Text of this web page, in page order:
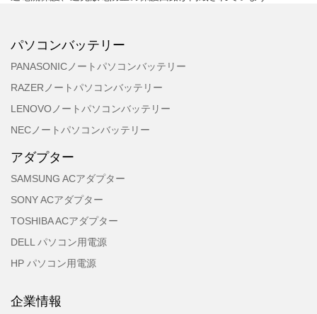
パソコンバッテリー
PANASONICノートパソコンバッテリー
RAZERノートパソコンバッテリー
LENOVOノートパソコンバッテリー
NECノートパソコンバッテリー
アダプター
SAMSUNG ACアダプター
SONY ACアダプター
TOSHIBA ACアダプター
DELL パソコン用電源
HP パソコン用電源
企業情報